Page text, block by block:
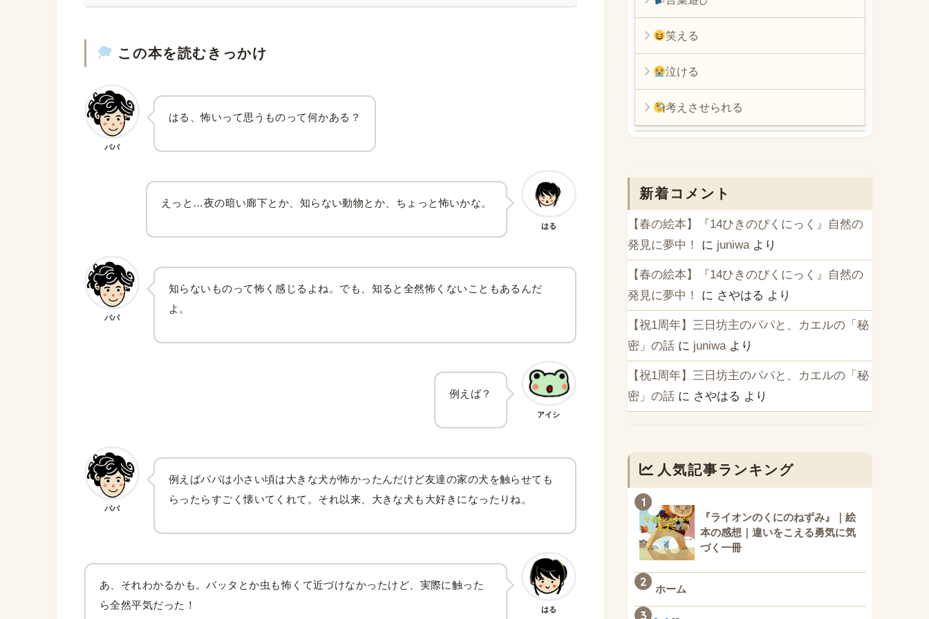
この本を読むきっかけ
パパ
はる、怖いって思うものって何かある？
はる
えっと…夜の暗い廊下とか、知らない動物とか、ちょっと怖いかな。
パパ
知らないものって怖く感じるよね。でも、知ると全然怖くないこともあるんだ
よ。
アイシ
例えば？
パパ
例えばパパは小さい頃は大きな犬が怖かったんだけど友達の家の犬を触らせても
らったらすごく懐いてくれて。それ以来、大きな犬も大好きになったりね。
はる
あ、それわかるかも。バッタとか虫も怖くて近づけなかったけど、実際に触った
ら全然平気だった！
笑える
泣ける
考えさせられる
新着コメント
【春の絵本】『14ひきのぴくにっく』自然の
発見に夢中！
に juniwa より
【春の絵本】『14ひきのぴくにっく』自然の
発見に夢中！
に さやはる より
【祝1周年】三日坊主のパパと、カエルの「秘
密」の話 に juniwa より
【祝1周年】三日坊主のパパと、カエルの「秘
密」の話 に さやはる より
人気記事ランキング
1
『ライオンのくにのねずみ』｜絵
本の感想｜違いをこえる勇気に気
づく一冊
2
ホーム
3